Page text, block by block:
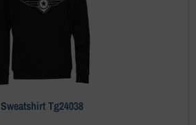
Sweatshirt Tg24038